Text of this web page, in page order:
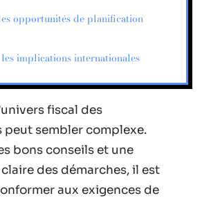
opportunités de planification
implications internationales
fiscal des
peut sembler complexe.
bons conseils et une
des démarches, il est
aux exigences de